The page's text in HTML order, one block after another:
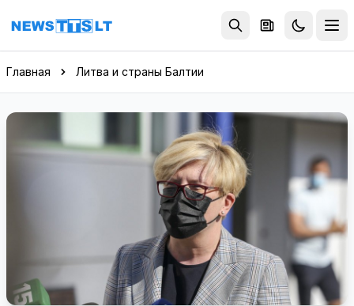
Перейти к содержимому
Главная Литва и страны Балтии